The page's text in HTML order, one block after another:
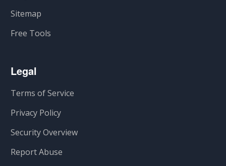
Sitemap
Free Tools
Legal
Terms of Service
Privacy Policy
Security Overview
Report Abuse